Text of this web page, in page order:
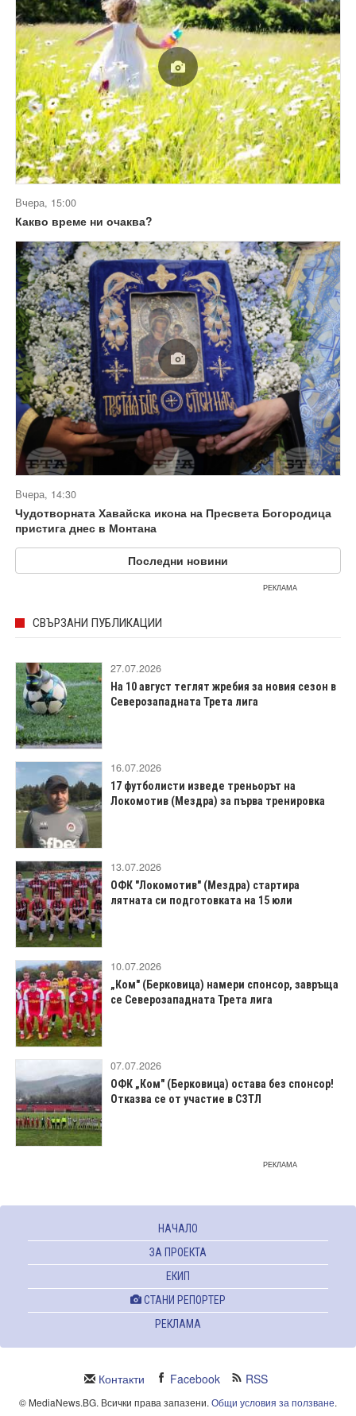
Вчера, 15:00
Какво време ни очаква?
Вчера, 14:30
Чудотворната Хавайска икона на Пресвета Богородица
пристига днес в Монтана
Последни новини
РЕКЛАМА
СВЪРЗАНИ ПУБЛИКАЦИИ
27.07.2026
На 10 август теглят жребия за новия сезон в
Северозападната Трета лига
16.07.2026
17 футболисти изведе треньорът на
Локомотив (Мездра) за първа тренировка
13.07.2026
ОФК "Локомотив" (Мездра) стартира
лятната си подготовката на 15 юли
10.07.2026
„Ком" (Берковица) намери спонсор, завръща
се Северозападната Трета лига
07.07.2026
ОФК „Ком" (Берковица) остава без спонсор!
Отказва се от участие в СЗТЛ
РЕКЛАМА
НАЧАЛО
ЗА ПРОЕКТА
ЕКИП
СТАНИ РЕПОРТЕР
РЕКЛАМА
Контакти Facebook RSS
© MediaNews.BG. Всички права запазени. Общи условия за ползване.